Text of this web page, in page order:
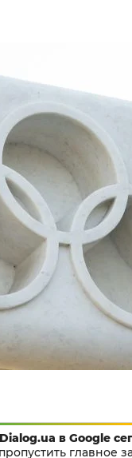
в Google
главное